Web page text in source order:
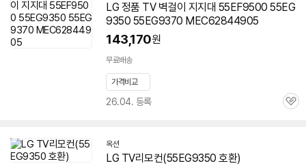
LG 정품 TV 벽걸이 지지대 55EF9500 55EG
9350 55EG9370 MEC62844905
143,170원
무료배송
가격비교
26.04. 등록
관
옥션
LG TV리모컨(55EG9350 호환)